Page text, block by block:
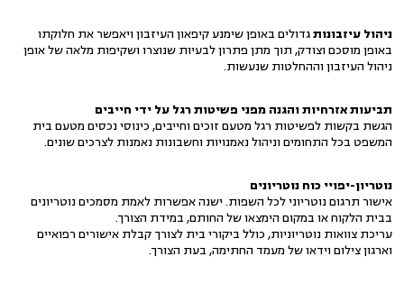
ניהול עיזבונותגדולים באופן שימנע קיפאון העיזבון ויאפשר את חלוקתו
באופן מוסכם וצודק, תוך מתן פתרון לבעיות שנוצרו ושקיפות מלאה של אופן
ניהול העיזבון וההחלטות שנעשות.
תביעות אזרחיות והגנה מפני פשיטות רגל על ידי חייבים
הגשת בקשות לפשיטות רגל מטעם זוכים וחייבים, כינוסי נכסים מטעם בית
המשפט בכל התחומים וניהול נאמנויות וחשבונות נאמנות לצרכים שונים.
נוטריון-יפויי כוח נוטריונים
אישור תרגום נוטריוני לכל השפות. ישנה אפשרות לאמת מסמכים נוטריונים
בבית הלקוח או במקום הימצאו של החותם, במידת הצורך.
עריכת צוואות נוטריוניות, כולל ביקורי בית לצורך קבלת אישורים רפואיים
וארגון צילום וידאו של מעמד החתימה, בעת הצורך.